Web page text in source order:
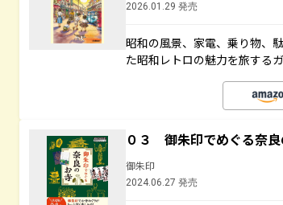
2026.01.29 発売
昭和の風景、家電、乗り物、
た昭和レトロの魅力を旅するガ
０３ 御朱印でめぐる奈
御朱印
2024.06.27 発売